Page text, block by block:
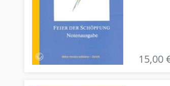
15,00